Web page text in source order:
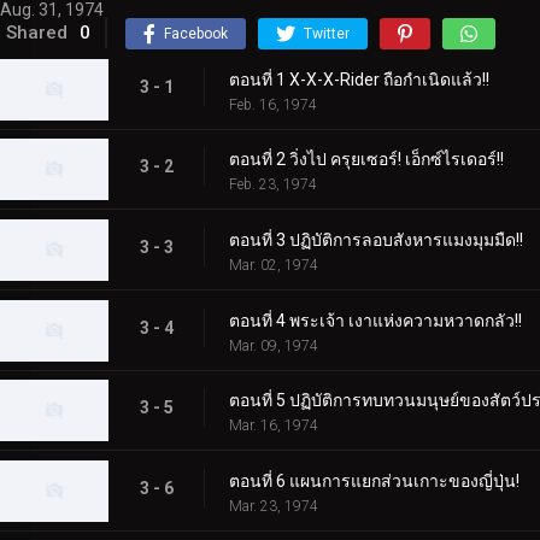
Aug. 31, 1974
Shared 0 Facebook Twitter
3 - 1 ตอนที่ 1 X-X-X-Rider ถือกำเนิดแล้ว!!
Feb. 16, 1974
3 - 2 ตอนที่ 2 วิ่งไป ครุยเซอร์! เอ็กซ์ไรเดอร์!!
Feb. 23, 1974
3 - 3 ตอนที่ 3 ปฏิบัติการลอบสังหารแมงมุมมืด!!
Mar. 02, 1974
3 - 4 ตอนที่ 4 พระเจ้า เงาแห่งความหวาดกลัว!!
Mar. 09, 1974
3 - 5 ตอนที่ 5 ปฏิบัติการทบทวนมนุษย์ของสัตว์ป
Mar. 16, 1974
3 - 6 ตอนที่ 6 แผนการแยกส่วนเกาะของญี่ปุ่น!
Mar. 23, 1974